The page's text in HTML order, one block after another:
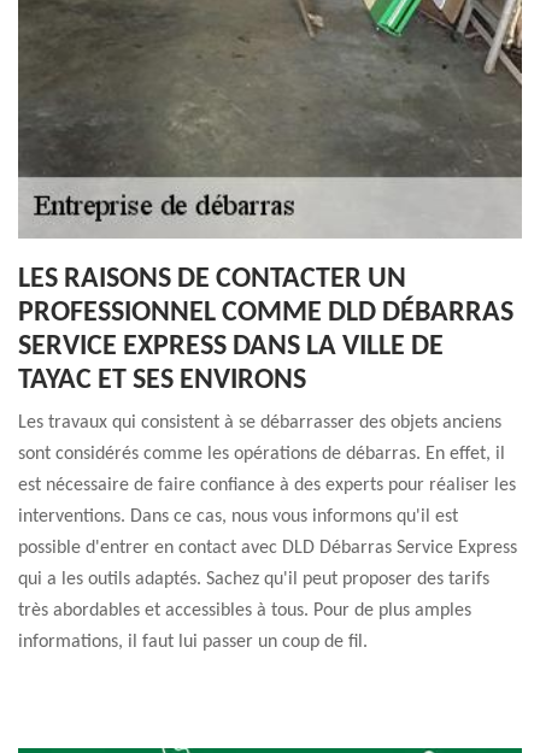
LES RAISONS DE CONTACTER UN
PROFESSIONNEL COMME DLD DÉBARRAS
SERVICE EXPRESS DANS LA VILLE DE
TAYAC ET SES ENVIRONS
Les travaux qui consistent à se débarrasser des objets anciens
sont considérés comme les opérations de débarras. En effet, il
est nécessaire de faire confiance à des experts pour réaliser les
interventions. Dans ce cas, nous vous informons qu'il est
possible d'entrer en contact avec DLD Débarras Service Express
qui a les outils adaptés. Sachez qu'il peut proposer des tarifs
très abordables et accessibles à tous. Pour de plus amples
informations, il faut lui passer un coup de fil.